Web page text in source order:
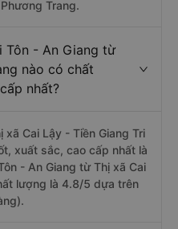
Trang.
Tôn - An Giang từ
nào có chất
nhất?
Cai Lậy - Tiền Giang Tri
xuất sắc, cao cấp nhất là
- An Giang từ Thị xã Cai
lượng là 4.8/5 dựa trên